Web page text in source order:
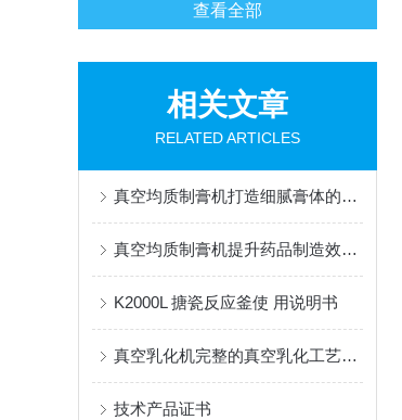
查看全部
相关文章
RELATED ARTICLES
真空均质制膏机打造细腻膏体的关键流程
真空均质制膏机提升药品制造效率与质量
K2000L 搪瓷反应釜使 用说明书
真空乳化机完整的真空乳化工艺流程
技术产品证书